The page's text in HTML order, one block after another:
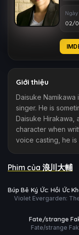
02/
Giới thiệu
Daisuke
singer. He is
Daisuke Hirakawa,
character when
voice casting, he
Phim của 浪川大輔
HD
Búp Bê Ký Ức: Hồi Ức
Quên
Violet Evergarden:
13/13
Fate/strange
Fate/strange